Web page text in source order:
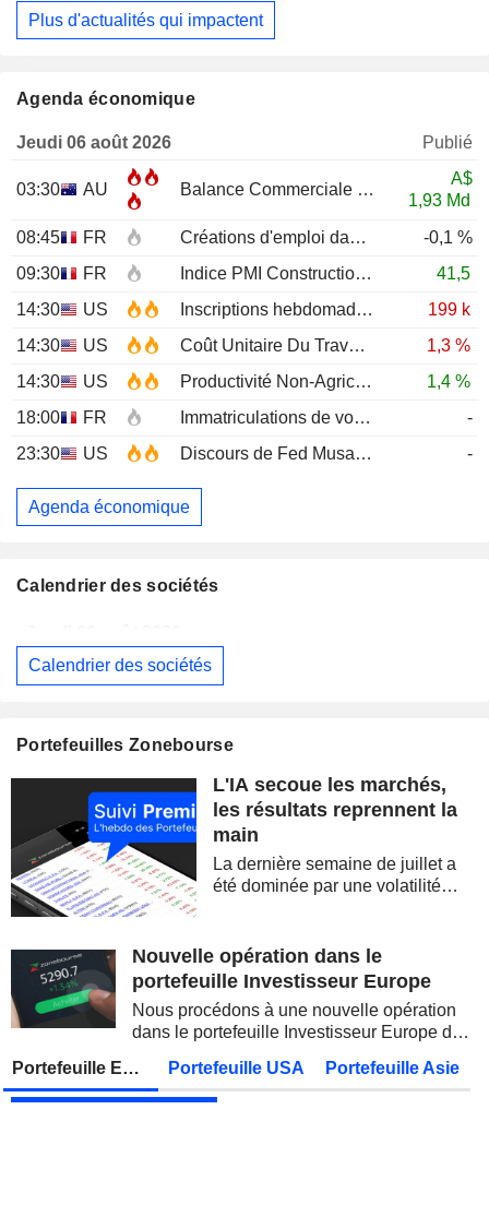
Plus d'actualités qui impactent
Agenda économique
Jeudi 06 août 2026 Publié
03:30 AU Balance CommercialeJUN
A$
1,93 Md
08:45
FR Créations d'emploi dans le secteur privé non agricole (Trimestriel)
-0,1 %
09:30
FR Indice PMI Construction
41,5
14:30
US Inscriptions hebdomadaires au chômage
199 k
14:30
US Coût Unitaire Du Travail (Trimestriel)Prél
1,3 %
14:30
US Productivité Non-Agricole (Trimestriel) Prél
1,4 %
18:00
FR Immatriculations de voitures neuves (annuelles)
-
23:30
US Discours de Fed Musalem -
Agenda économique
Calendrier des sociétés
MAUREL
SIEMENS AG
SOFTBANK GROUP CORP. Publication des résultats - Q1 2027 08:30
DBS GROUP HOLDINGS LTD
DEUTSCHE TELEKOM AG Publication des résultats - Q2 2026 07:00
CONOCOPHILLIPS
PARKER-HANNIFIN CORPORATION Publication des résultats - Q4 2026
13:00
PETROBRAS Publication des résultats - Q2 2026
Calendrier des sociétés
Portefeuilles Zonebourse
L'IA secoue les marchés,
les résultats reprennent la
main
La dernière semaine de juillet a
été dominée par une volatilité
semi-conducteurs. Les
inquiétudes sur la soutenabilité
Nouvelle opération dans le
portefeuille Investisseur Europe
Nous procédons à une nouvelle opération
dans le portefeuille Investisseur Europe de
Portefeuille Europe Portefeuille USA Portefeuille Asie